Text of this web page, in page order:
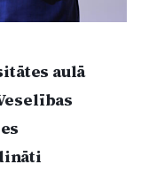
aulā